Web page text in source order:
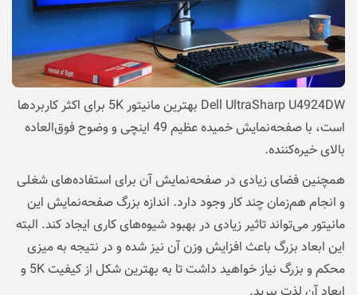
Dell UltraSharp U4924DW بهترین مانیتور 5K برای اکثر کاربردها
است، با صفحه‌نمایش خمیده عظیم 49 اینچی و وضوح فوق‌العاده
بالای خیره‌کننده.
همچنین فضای زیادی در صفحه‌نمایش آن برای استفاده‌های شغلی
و انجام هم‌زمان چند کار وجود دارد. اندازه بزرگ صفحه‌نمایش این
مانیتور می‌تواند تاثیر زیادی در بهبود شیوه‌های کاری ایجاد کند. البته
این ابعاد بزرگ باعث افزایش وزن آن نیز شده و در نتیجه به میزی
محکم و بزرگ نیاز خواهید داشت تا به بهترین شکل از کیفیت 5K و